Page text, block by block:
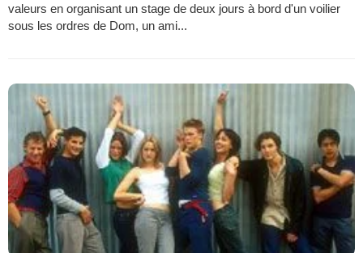
valeurs en organisant un stage de deux jours à bord d'un voilier
sous les ordres de Dom, un ami...